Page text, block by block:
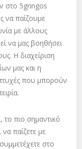
στο 5gringos
να παίζουμε
με άλλους
να μας βοηθήσει
Η διαχείριση
μας και η
πτυχές που μπορούν
το πιο σημαντικό
να παίζετε με
στο